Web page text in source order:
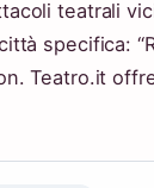
teatrali
specifica:
Teatro.it